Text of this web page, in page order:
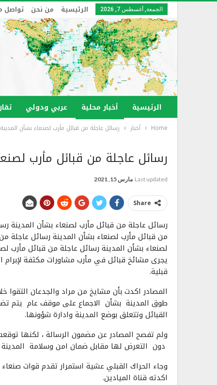
الجمعة, أغسطس 7, 2026 الرئيسية من نحن تواصل
الرئيسية أخبار محلية عربي ودولي
Home أخبار رسائل عاجلة من قبائل مأرب لصنعاء بشأن المدينة
رسائل عاجلة من قبائل مأرب
Last updated مارس 15, 2021
Share
رسائل عاجلة من قبائل مأرب لصنعاء بشأن المدينة
من قبائل مأرب لصنعاء بشأن المدينة رسائل عاجلة
لصنعاء بشأن المدينة رسائل عاجلة من قبائل مأرب
يجرى مشائخ قبائل في مأرب مشاورات مكثفة
قبلية.
المصادر اكدت بأن مشايخ من مراد والجدعان
طوق المدينة بشأن الاجماع على موقف عام يتم
القبائل وتتعلق بوضع المدينة وادارة شؤونها.
ولم تفصح المصادر عن مضمون الرسالة ، لكنها
دون التعرض لها مقابل ضمان امن وسلامة المدينة
اكدته قناة الميادين.